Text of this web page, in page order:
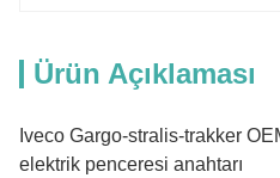
Ürün Açıklaması
Iveco Gargo-stralis-trakker
elektrik penceresi anahtarı